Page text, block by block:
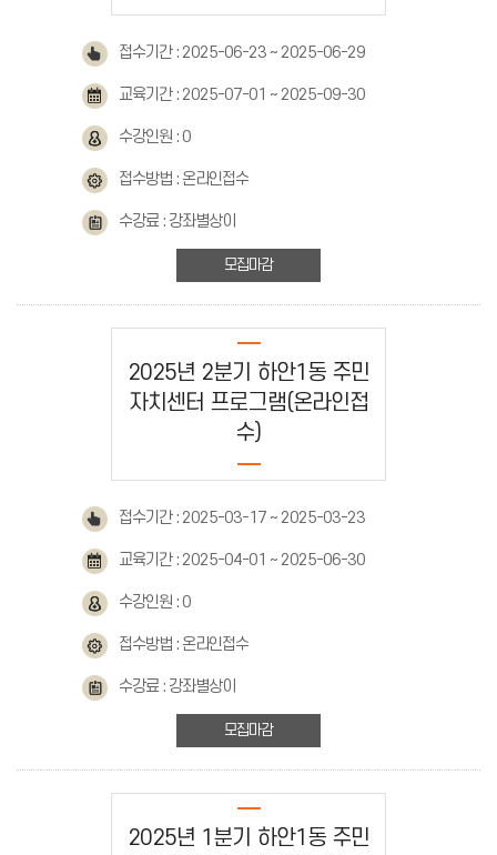
접수기간 : 2025-06-23 ~ 2025-06-29
교육기간 : 2025-07-01 ~ 2025-09-30
수강인원 : 0
접수방법 : 온라인접수
수강료 : 강좌별상이
모집마감
2025년 2분기 하안1동 주민
자치센터 프로그램(온라인접
수)
접수기간 : 2025-03-17 ~ 2025-03-23
교육기간 : 2025-04-01 ~ 2025-06-30
수강인원 : 0
접수방법 : 온라인접수
수강료 : 강좌별상이
모집마감
2025년 1분기 하안1동 주민